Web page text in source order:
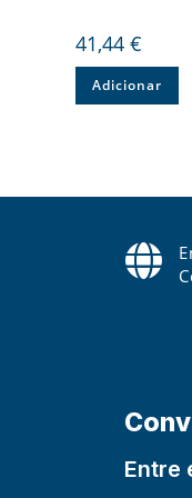
41,44€
Adicionar
Entre